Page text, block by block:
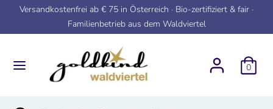
Direkt
Inhalt
Versandkostenfrei ab € 75 in Österreich · Bio-zertifiziert & fair ·
Familienbetrieb aus dem Waldviertel
0
Durchsuchen
unseren